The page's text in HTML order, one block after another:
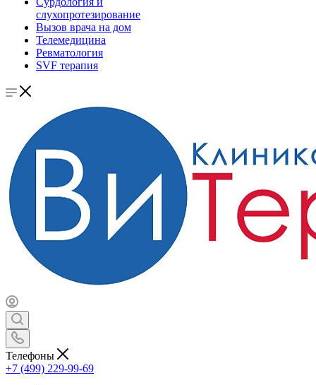
слухопротезирование
Вызов врача на дом
Телемедицина
Ревматология
SVF терапия
Телефоны
+7 (499) 229-99-69